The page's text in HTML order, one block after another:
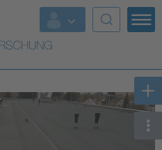
Weitere Themen